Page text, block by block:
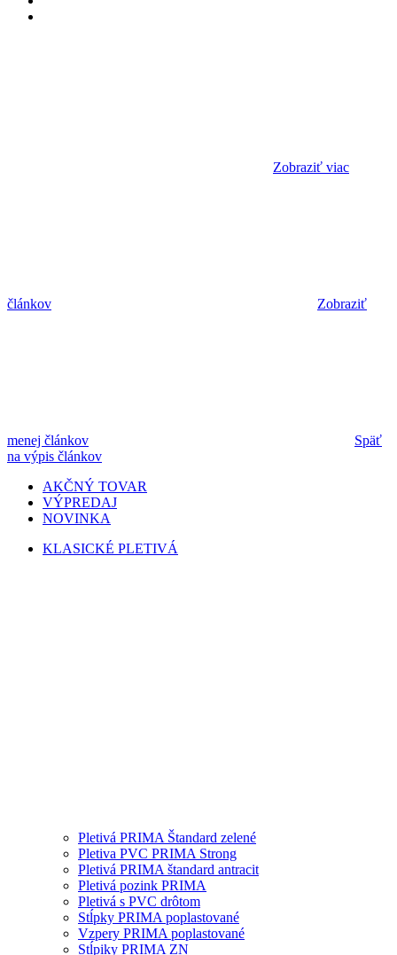
Zobraziť viac
článkov Zobraziť
menej článkov
Späť
na výpis článkov
AKČNÝ TOVAR
VÝPREDAJ
NOVINKA
KLASICKÉ PLETIVÁ
Pletivá PRIMA Štandard zelené
Pletiva PVC PRIMA Strong
Pletivá PRIMA štandard antracit
Pletivá pozink PRIMA
Pletivá s PVC drôtom
Stĺpky PRIMA poplastované
Vzpery PRIMA poplastované
Stĺpiky PRIMA ZN